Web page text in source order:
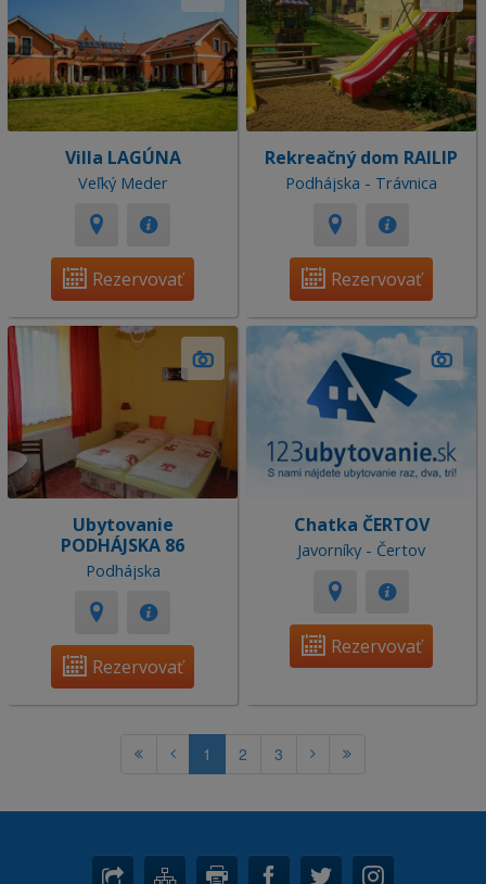
Villa LAGÚNA
Veľký Meder
Rezervovať
Rekreačný dom RAILIP
Podhájska - Trávnica
Rezervovať
Ubytovanie
PODHÁJSKA 86
Podhájska
Rezervovať
Chatka ČERTOV
Javorníky - Čertov
Rezervovať
1 2 3